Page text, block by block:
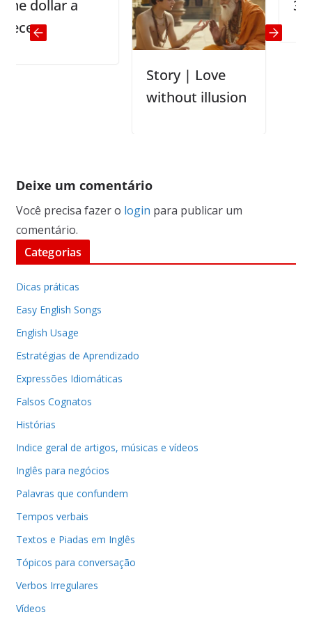
a
Story | Love
without illusion
3
Deixe um comentário
Você precisa fazer o login para publicar um
comentário.
Categorias
Dicas práticas
Easy English Songs
English Usage
Estratégias de Aprendizado
Expressões Idiomáticas
Falsos Cognatos
Histórias
Indice geral de artigos, músicas e vídeos
Inglês para negócios
Palavras que confundem
Tempos verbais
Textos e Piadas em Inglês
Tópicos para conversação
Verbos Irregulares
Vídeos